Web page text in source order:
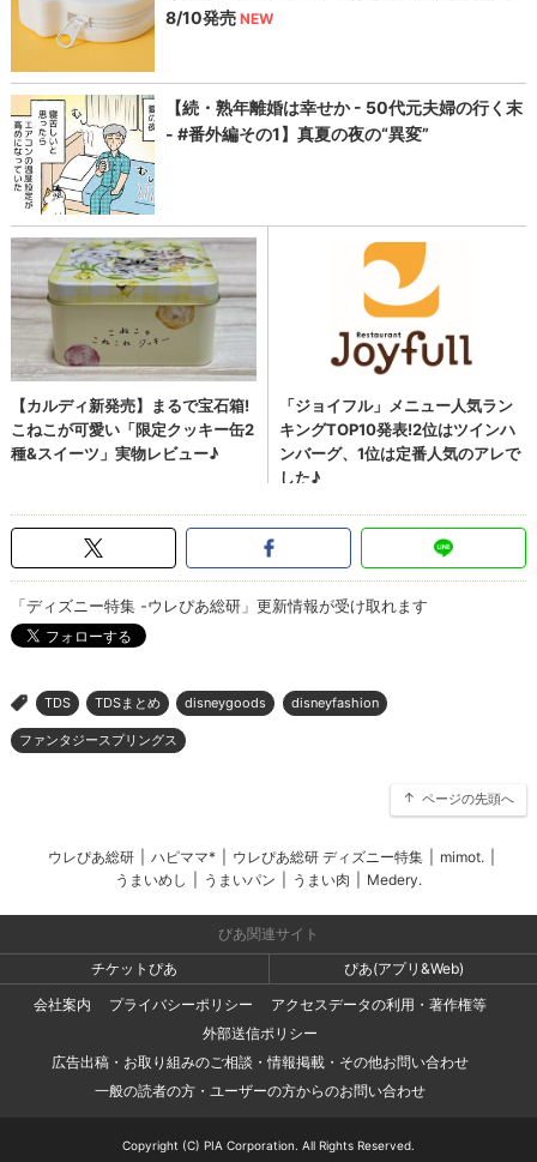
「ディズニー特集 -ウレぴあ総研」更新情報が受け取れます
> TDS TDSまとめ disneygoods disneyfashion
ファンタジースプリングス
ページの先頭へ
ウレぴあ総研 ハピママ* ウレぴあ総研 ディズニー特集 mimot.
うまいめし
うまいパン うまい肉 Medery.
ぴあ関連サイト
チケットぴあ
ぴあ(アプリ&Web)
会社案内
プライバシーポリシー
アクセスデータの利用・著作権等
外部送信ポリシー
広告出稿・お取り組みのご相談・情報掲載・その他お問い合わせ
一般の読者の方・ユーザーの方からのお問い合わせ
Copyright (C) PIA Corporation. All Rights Reserved.